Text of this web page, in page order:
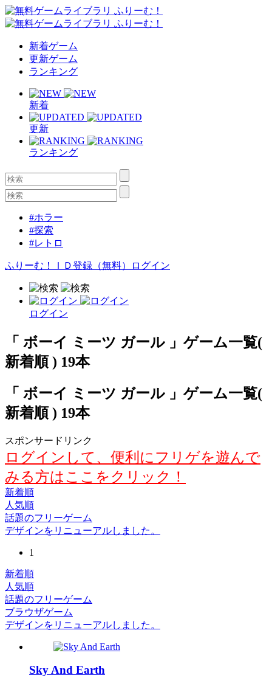
新着ゲーム
更新ゲーム
ランキング
新着
更新
ランキング
#ホラー
#探索
#レトロ
ふりーむ！ＩＤ登録（無料） ログイン
ログイン
「 ボーイ ミーツ ガール 」ゲーム一覧(
新着順 ) 19本
「 ボーイ ミーツ ガール 」ゲーム一覧(
新着順 ) 19本
スポンサードリンク
ログインして、便利にフリゲを遊んで
みる方はここをクリック！
新着順
人気順
話題のフリーゲーム
デザインをリニューアルしました。
1
新着順
人気順
話題のフリーゲーム
ブラウザゲーム
デザインをリニューアルしました。
Sky And Earth